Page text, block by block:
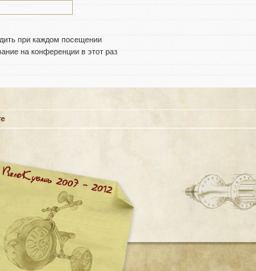
при каждом посещении
на конференции в этот раз